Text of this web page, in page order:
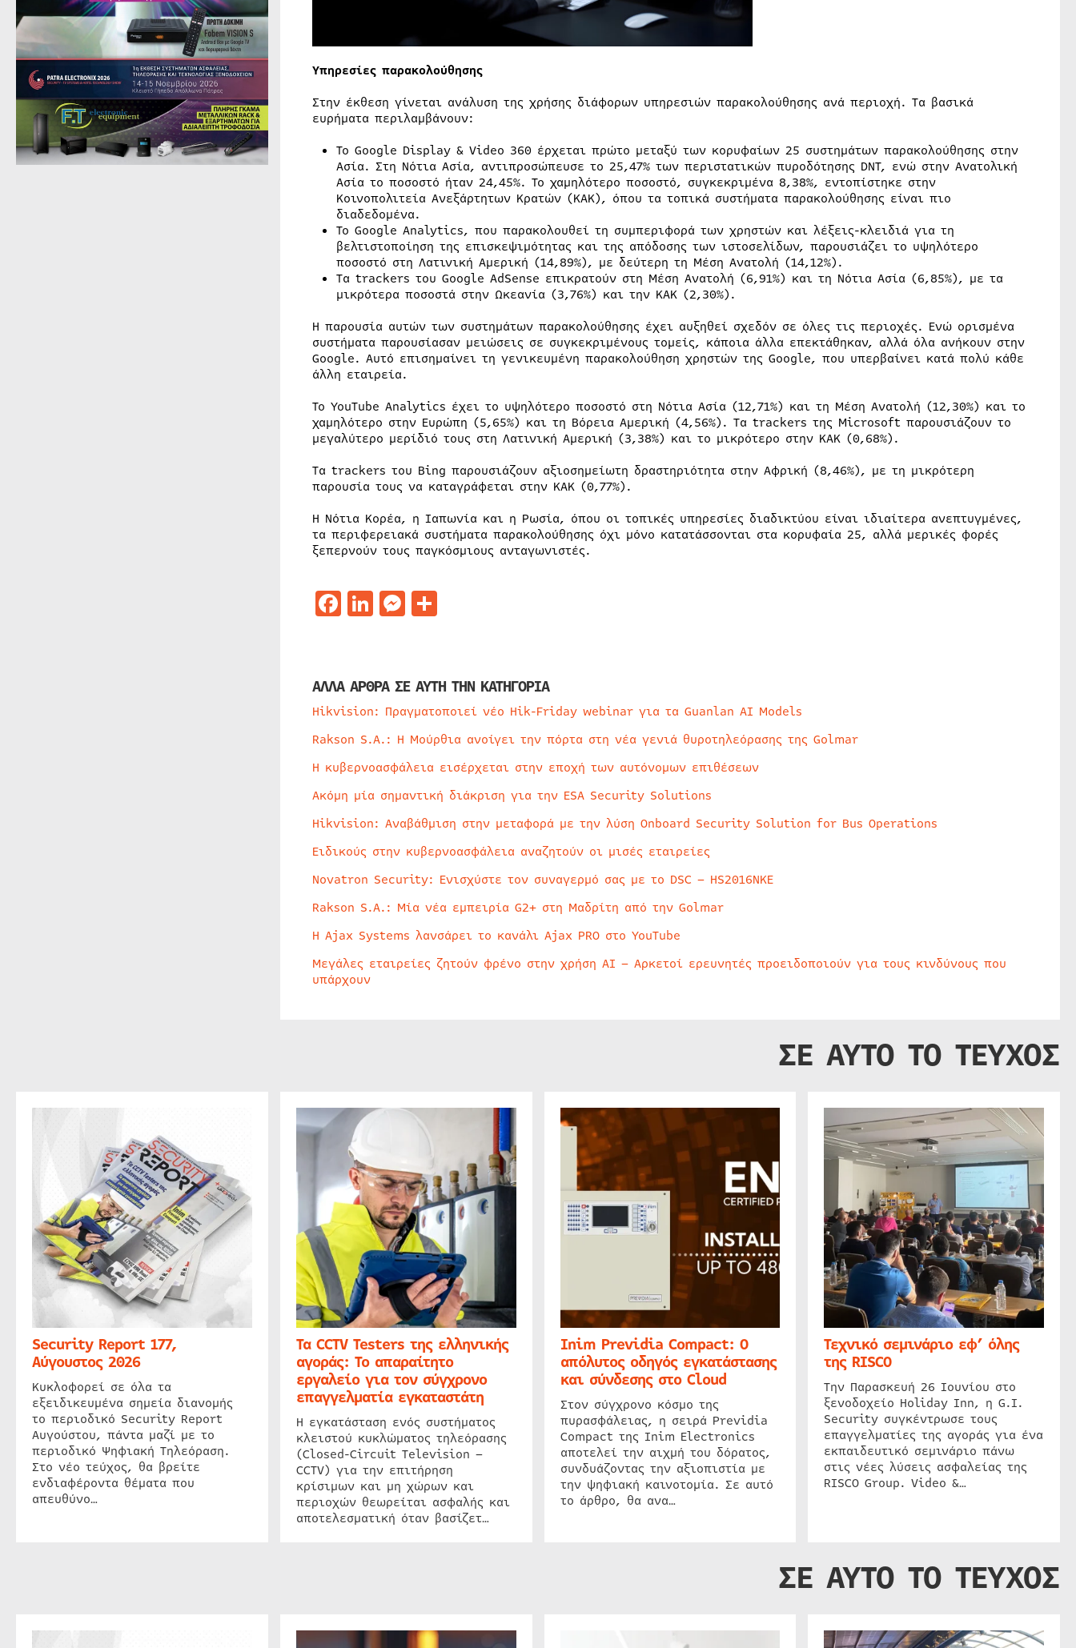
Υπηρεσίες παρακολούθησης
Στην έκθεση γίνεται ανάλυση της χρήσης διάφορων υπηρεσιών παρακολούθησης ανά περιοχή. Τα βασικά
ευρήματα περιλαμβάνουν:
Το Google Display & Video 360 έρχεται πρώτο μεταξύ των κορυφαίων 25 συστημάτων παρακολούθησης στην
Ασία. Στη Νότια Ασία, αντιπροσώπευσε το 25,47% των περιστατικών πυροδότησης DNT, ενώ στην Ανατολική
Ασία το ποσοστό ήταν 24,45%. Το χαμηλότερο ποσοστό, συγκεκριμένα 8,38%, εντοπίστηκε στην
Κοινοπολιτεία Ανεξάρτητων Κρατών (ΚΑΚ), όπου τα τοπικά συστήματα παρακολούθησης είναι πιο
διαδεδομένα.
Το Google Analytics, που παρακολουθεί τη συμπεριφορά των χρηστών και λέξεις-κλειδιά για τη
βελτιστοποίηση της επισκεψιμότητας και της απόδοσης των ιστοσελίδων, παρουσιάζει το υψηλότερο
ποσοστό στη Λατινική Αμερική (14,89%), με δεύτερη τη Μέση Ανατολή (14,12%).
Τα trackers του Google AdSense επικρατούν στη Μέση Ανατολή (6,91%) και τη Νότια Ασία (6,85%), με τα
μικρότερα ποσοστά στην Ωκεανία (3,76%) και την ΚΑΚ (2,30%).
Η παρουσία αυτών των συστημάτων παρακολούθησης έχει αυξηθεί σχεδόν σε όλες τις περιοχές. Ενώ ορισμένα
συστήματα παρουσίασαν μειώσεις σε συγκεκριμένους τομείς, κάποια άλλα επεκτάθηκαν, αλλά όλα ανήκουν στην
Google. Αυτό επισημαίνει τη γενικευμένη παρακολούθηση χρηστών της Google, που υπερβαίνει κατά πολύ κάθε
άλλη εταιρεία.
Το YouTube Analytics έχει το υψηλότερο ποσοστό στη Νότια Ασία (12,71%) και τη Μέση Ανατολή (12,30%) και το
χαμηλότερο στην Ευρώπη (5,65%) και τη Βόρεια Αμερική (4,56%). Τα trackers της Microsoft παρουσιάζουν το
μεγαλύτερο μερίδιό τους στη Λατινική Αμερική (3,38%) και το μικρότερο στην ΚΑΚ (0,68%).
Τα trackers του Bing παρουσιάζουν αξιοσημείωτη δραστηριότητα στην Αφρική (8,46%), με τη μικρότερη
παρουσία τους να καταγράφεται στην ΚΑΚ (0,77%).
Η Νότια Κορέα, η Ιαπωνία και η Ρωσία, όπου οι τοπικές υπηρεσίες διαδικτύου είναι ιδιαίτερα ανεπτυγμένες,
τα περιφερειακά συστήματα παρακολούθησης όχι μόνο κατατάσσονται στα κορυφαία 25, αλλά μερικές φορές
ξεπερνούν τους παγκόσμιους ανταγωνιστές.
Facebook
LinkedIn
Messenger
Μοιραστείτε
ΑΛΛΑ ΑΡΘΡΑ ΣΕ ΑΥΤΗ ΤΗΝ ΚΑΤΗΓΟΡΙΑ
Hikvision: Πραγματοποιεί νέο Hik-Friday webinar για τα Guanlan AI Models
Rakson S.A.: Η Μούρθια ανοίγει την πόρτα στη νέα γενιά θυροτηλεόρασης της Golmar
Η κυβερνοασφάλεια εισέρχεται στην εποχή των αυτόνομων επιθέσεων
Ακόμη μία σημαντική διάκριση για την ESA Security Solutions
Hikvision: Αναβάθμιση στην μεταφορά με την λύση Onboard Security Solution for Bus Operations
Ειδικούς στην κυβερνοασφάλεια αναζητούν οι μισές εταιρείες
Novatron Security: Ενισχύστε τον συναγερμό σας με το DSC – HS2016NKE
Rakson S.A.: Μία νέα εμπειρία G2+ στη Μαδρίτη από την Golmar
Η Ajax Systems λανσάρει το κανάλι Ajax PRO στο YouTube
Μεγάλες εταιρείες ζητούν φρένο στην χρήση AI – Αρκετοί ερευνητές προειδοποιούν για τους κινδύνους που
υπάρχουν
ΣΕ ΑΥΤΟ ΤΟ ΤΕΥΧΟΣ
Security Report 177,
Αύγουστος 2026
Κυκλοφορεί σε όλα τα
εξειδικευμένα σημεία διανομής
το περιοδικό Security Report
Αυγούστου, πάντα μαζί με το
περιοδικό Ψηφιακή Τηλεόραση.
Στο νέο τεύχος, θα βρείτε
ενδιαφέροντα θέματα που
απευθύνο…
Τα CCTV Testers της ελληνικής
αγοράς: Το απαραίτητο
εργαλείο για τον σύγχρονο
επαγγελματία εγκαταστάτη
Η εγκατάσταση ενός συστήματος
κλειστού κυκλώματος τηλεόρασης
(Closed-Circuit Television –
CCTV) για την επιτήρηση
κρίσιμων και μη χώρων και
περιοχών θεωρείται ασφαλής και
αποτελεσματική όταν βασίζετ…
Inim Previdia Compact: Ο
απόλυτος οδηγός εγκατάστασης
και σύνδεσης στο Cloud
Στον σύγχρονο κόσμο της
πυρασφάλειας, η σειρά Previdia
Compact της Inim Electronics
αποτελεί την αιχμή του δόρατος,
συνδυάζοντας την αξιοπιστία με
την ψηφιακή καινοτομία. Σε αυτό
το άρθρο, θα ανα…
Τεχνικό σεμινάριο εφ’ όλης
της RISCO
Την Παρασκευή 26 Ιουνίου στο
ξενοδοχείο Holiday Inn, η G.I.
Security συγκέντρωσε τους
επαγγελματίες της αγοράς για ένα
εκπαιδευτικό σεμινάριο πάνω
στις νέες λύσεις ασφαλείας της
RISCO Group. Video &…
ΣΕ ΑΥΤΟ ΤΟ ΤΕΥΧΟΣ